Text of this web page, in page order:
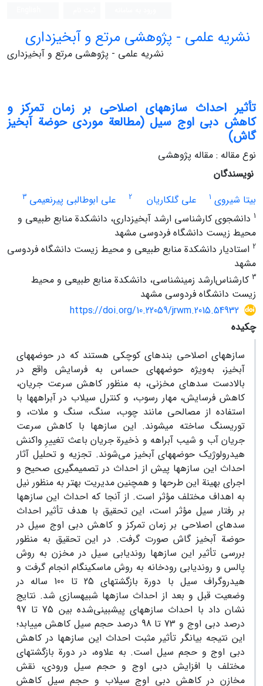
نشریه علمی - پژوهشی مرتع و آبخیزداری
نشریه علمی - پژوهشی مرتع و آبخیزداری
تأثیر احداث سازه‏‏های اصلاحی بر زمان‏ تمرکز و
کاهش دبی اوج سیل (مطالعة موردی حوضة آبخیز
گاش)
نوع مقاله : مقاله پژوهشی
نویسندگان
بیتا شیروی 1 علی گلکاریان 2 علی ابوطالبی پیرنعیمی 3
1 دانشجوی کارشناسی ارشد آبخیزداری، دانشکدة منابع طبیعی و
محیط زیست دانشگاه فردوسی مشهد
2 استادیار دانشکدة منابع طبیعی و محیط زیست دانشگاه فردوسی
مشهد
3 کارشناس‌ارشد زمین‏شناسی، دانشکدة منابع طبیعی و محیط
زیست دانشگاه فردوسی مشهد
https://doi.org/10.22059/jrwm.2015.54932
چکیده
سازه‏های اصلاحی بند‏های کوچکی هستند که در حوضه‏های
آبخیز، به‌ویژه حوضه‏های حساس به فرسایش واقع در
بالادست سدهای مخزنی، به منظور کاهش سرعت جریان،
کاهش فرسایش، مهار رسوب، و کنترل سیلاب در آبراهه‏ها با
استفاده از مصالحی مانند چوب، سنگ، سنگ و ملات، و
توریسنگ ساخته می‏شوند. این سازه‏ها با کاهش سرعت
جریان آب و شیب آبراهه و ذخیرة جریان باعث تغییرِ واکنش
هیدرولوژیک حوضه‏های آبخیز می‏‌شوند. تجزیه و تحلیل آثار
احداث این سازه‏ها پیش از احداث در تصمیم‏گیری صحیح و
اجرای بهینة این طرح‏ها و همچنین مدیریت بهتر به منظور نیل
به اهداف مختلف مؤثر است. از آنجا که احداث این سازه‏ها
بر رفتار سیل مؤثر است، این تحقیق با هدف تأثیر احداث
سدهای اصلاحی بر زمان تمرکز و کاهش دبی اوج سیل در
حوضة آبخیز گاش صورت گرفت. در این تحقیق به منظور
بررسی تأثیر این سازه‏ها روندیابی سیل در مخزن به روش
پالس و روندیابی رودخانه به روش ماسکینگام انجام گرفت و
هیدروگراف سیل با دورة بازگشت‏های 25 تا 100 ساله در
وضعیت قبل و بعد از احداث سازه‏ها شبیه‏سازی شد. نتایج
نشان‏ داد با احداث سازه‏های پیش‏بینی‌شده بین 75 تا 97
درصد دبی اوج و 73 تا 98 درصد حجم سیل کاهش می‏یابد؛
این نتیجه بیانگر تأثیر مثبت احداث این سازه‏ها در کاهش
دبی اوج و حجم سیل است. به‏ علاوه، در دورة‏ بازگشت‏های
مختلف با افزایش دبی اوج و حجم سیل ورودی، نقش
مخازن در کاهش دبی اوج سیلاب و حجم سیل کاهش